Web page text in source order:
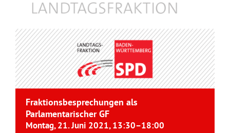
Fraktionsbesprechungen als
Parlamentarischer GF
Montag, 21. Juni 2021, 13:30–18:00